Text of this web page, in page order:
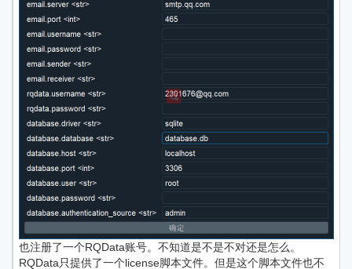
也注册了一个RQData账号。不知道是不是不对还是怎么。
RQData只提供了一个license脚本文件。但是这个脚本文件也不